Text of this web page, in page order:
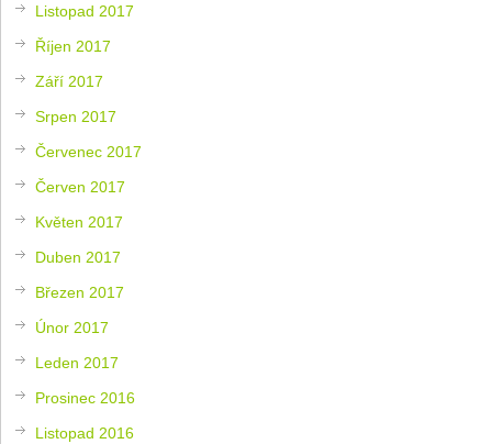
Listopad 2017
Říjen 2017
Září 2017
Srpen 2017
Červenec 2017
Červen 2017
Květen 2017
Duben 2017
Březen 2017
Únor 2017
Leden 2017
Prosinec 2016
Listopad 2016